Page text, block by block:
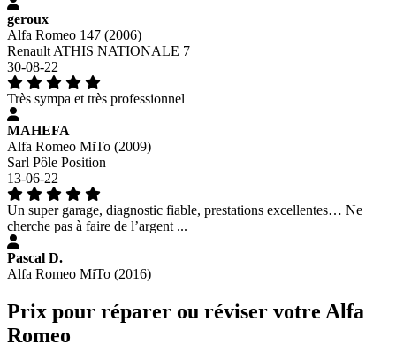
geroux
Alfa Romeo 147 (2006)
Renault ATHIS NATIONALE 7
30-08-22
Très sympa et très professionnel
MAHEFA
Alfa Romeo MiTo (2009)
Sarl Pôle Position
13-06-22
Un super garage, diagnostic fiable, prestations excellentes… Ne
cherche pas à faire de l’argent ...
Pascal D.
Alfa Romeo MiTo (2016)
Prix pour réparer ou réviser votre Alfa
Romeo